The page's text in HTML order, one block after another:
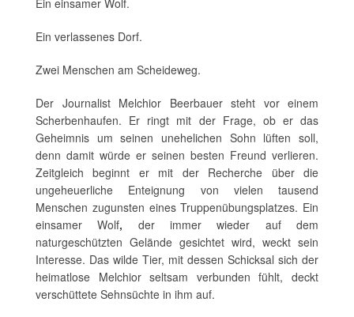
Ein einsamer Wolf.
Ein verlassenes Dorf.
Zwei Menschen am Scheideweg.
Der Journalist Melchior Beerbauer steht vor einem
Scherbenhaufen. Er ringt mit der Frage, ob er das
Geheimnis um seinen unehelichen Sohn lüften soll,
denn damit würde er seinen besten Freund verlieren.
Zeitgleich beginnt er mit der Recherche über die
ungeheuerliche Enteignung von vielen tausend
Menschen zugunsten eines Truppenübungsplatzes. Ein
einsamer Wolf, der immer wieder auf dem
naturgeschützten Gelände gesichtet wird, weckt sein
Interesse. Das wilde Tier, mit dessen Schicksal sich der
heimatlose Melchior seltsam verbunden fühlt, deckt
verschüttete Sehnsüchte in ihm auf.